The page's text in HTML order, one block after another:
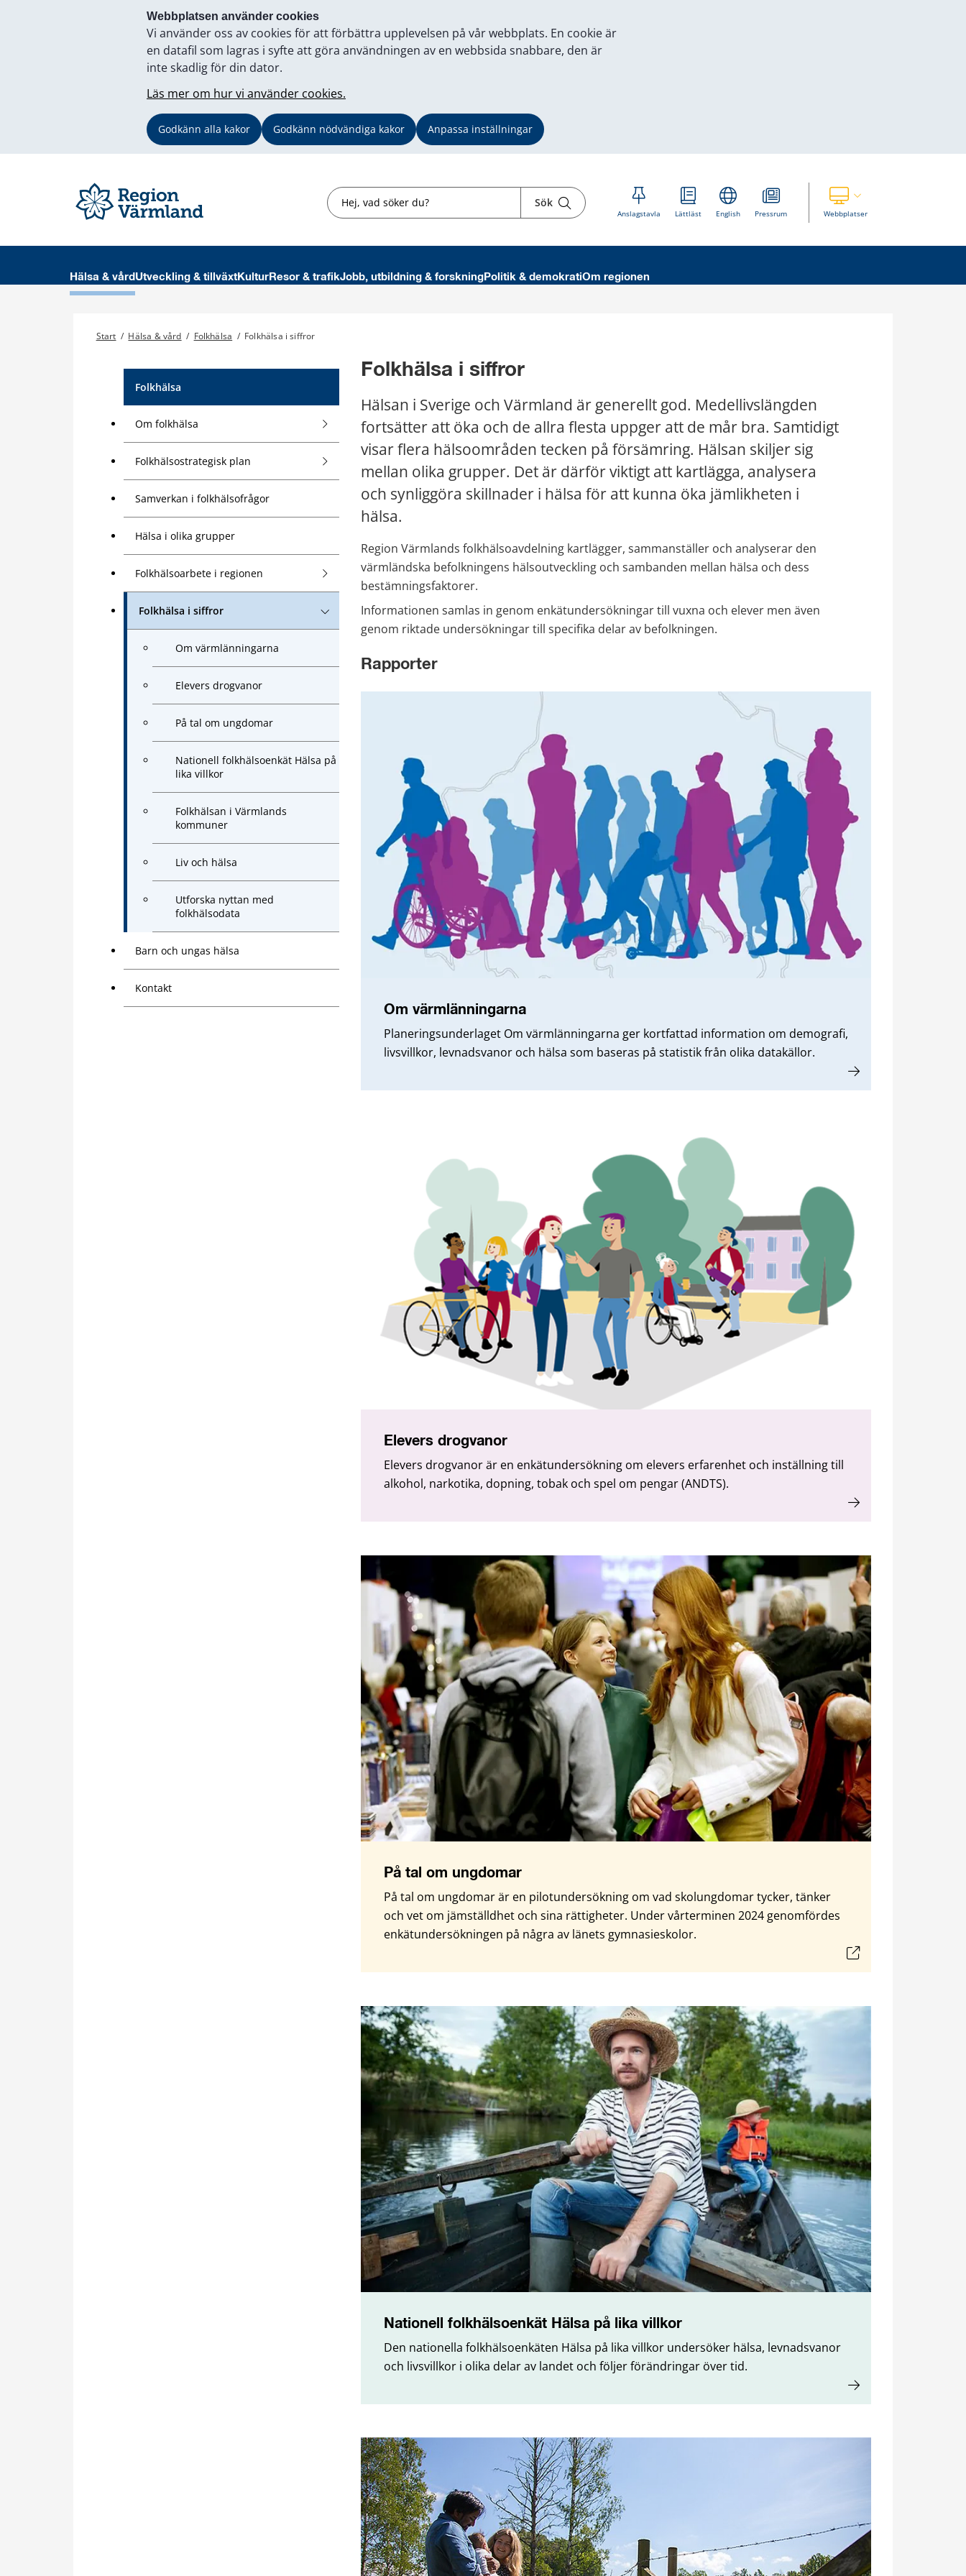
Webbplatsen använder cookies
Vi använder oss av cookies för att förbättra upplevelsen på vår webbplats. En cookie är
en datafil som lagras i syfte att göra användningen av en webbsida snabbare, den är
inte skadlig för din dator.
Läs mer om hur vi använder cookies.
Godkänn alla kakor Godkänn nödvändiga kakor Anpassa inställningar
Sök Sök
Anslagstavla Lättläst English Pressrum WebbplatserVisa våra andra webbplatser
Hälsa & vård Utveckling & tillväxtKulturResor & trafikJobb, utbildning & forskningPolitik & demokratiOm regionen
Start / Hälsa & vård / Folkhälsa / Folkhälsa i siffror
Folkhälsa
Om folkhälsa
Folkhälsostrategisk plan
Samverkan i folkhälsofrågor
Hälsa i olika grupper
Folkhälsoarbete i regionen
Folkhälsa i siffror
Om värmlänningarna
Elevers drogvanor
På tal om ungdomar
Nationell folkhälsoenkät Hälsa på
lika villkor
Folkhälsan i Värmlands
kommuner
Liv och hälsa
Utforska nyttan med
folkhälsodata
Barn och ungas hälsa
Kontakt
Folkhälsa i siffror
Hälsan i Sverige och Värmland är generellt god. Medellivslängden
fortsätter att öka och de allra flesta uppger att de mår bra. Samtidigt
visar flera hälsoområden tecken på försämring. Hälsan skiljer sig
mellan olika grupper. Det är därför viktigt att kartlägga, analysera
och synliggöra skillnader i hälsa för att kunna öka jämlikheten i
hälsa.
Region Värmlands folkhälsoavdelning kartlägger, sammanställer och analyserar den
värmländska befolkningens hälsoutveckling och sambanden mellan hälsa och dess
bestämningsfaktorer.
Informationen samlas in genom enkätundersökningar till vuxna och elever men även
genom riktade undersökningar till specifika delar av befolkningen.
Rapporter
Om värmlänningarna
Planeringsunderlaget Om värmlänningarna ger kortfattad information om demografi,
livsvillkor, levnadsvanor och hälsa som baseras på statistik från olika datakällor.
Elevers drogvanor
Elevers drogvanor är en enkätundersökning om elevers erfarenhet och inställning till
alkohol, narkotika, dopning, tobak och spel om pengar (ANDTS).
På tal om ungdomar
På tal om ungdomar är en pilotundersökning om vad skolungdomar tycker, tänker
och vet om jämställdhet och sina rättigheter. Under vårterminen 2024 genomfördes
enkätundersökningen på några av länets gymnasieskolor.
Nationell folkhälsoenkät Hälsa på lika villkor
Den nationella folkhälsoenkäten Hälsa på lika villkor undersöker hälsa, levnadsvanor
och livsvillkor i olika delar av landet och följer förändringar över tid.